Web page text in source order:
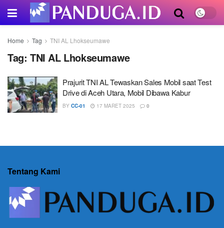
Home Tag TNI AL Lhokseumawe
Tag: TNI AL Lhokseumawe
Prajurit TNI AL Tewaskan Sales Mobil saat Test
Drive di Aceh Utara, Mobil Dibawa Kabur
BY CC-01 17 MARET 2025 0
Tentang Kami